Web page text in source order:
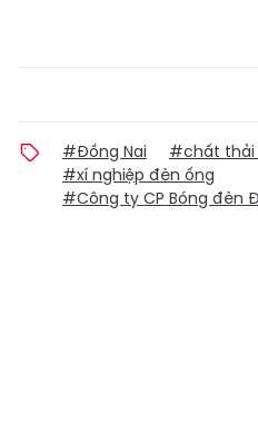
#Đồng Nai #chất thải
#xí nghiệp đèn ống
#Công ty CP Bóng đèn